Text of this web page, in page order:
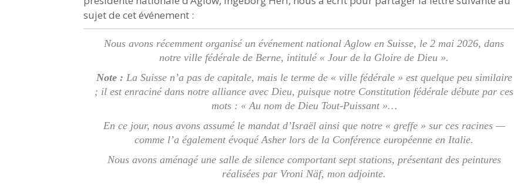
sujet de cet événement :
Nous avons récemment organisé un événement national Aglow en Suisse, le 2 mai 2026, dans
notre ville fédérale de Berne, intitulé « Jour de la Gloire de Dieu ».
Note : La Suisse n’a pas de capitale, mais le terme de « ville fédérale » est quelque peu similaire
; il est enraciné dans notre alliance avec Dieu, puisque notre Constitution fédérale débute par ces
mots : « Au nom de Dieu Tout-Puissant »…
En ce jour, nous avons assumé le mandat d’Israël ainsi que notre « greffe » sur ces racines —
comme l’a également évoqué Asher lors de la Conférence européenne en Italie.
Nous avons aménagé une salle de silence comportant sept stations, présentant des peintures
réalisées par Vroni Näf, mon adjointe.